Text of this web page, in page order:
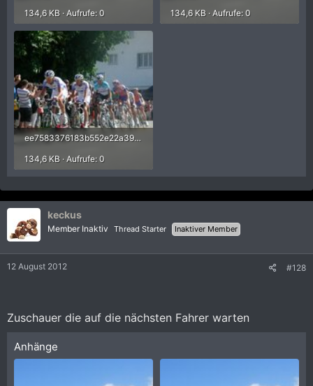
134,6 KB · Aufrufe: 0
134,6 KB · Aufrufe: 0
ee7583376183b552e22a39720d285036.jpg
134,6 KB · Aufrufe: 0
keckus
Member Inaktiv Thread Starter Inaktiver Member
12 August 2012 #128
Zuschauer die auf die nächsten Fahrer warten
Anhänge